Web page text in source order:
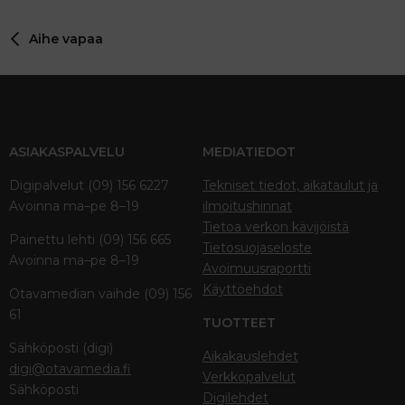
Aihe vapaa
ASIAKASPALVELU
Digipalvelut (09) 156 6227
Avoinna ma–pe 8–19
Painettu lehti (09) 156 665
Avoinna ma–pe 8–19
Otavamedian vaihde (09) 156
61
Sähköposti (digi)
digi@otavamedia.fi
Sähköposti
MEDIATIEDOT
Tekniset tiedot, aikataulut ja
ilmoitushinnat
Tietoa verkon kävijöistä
Tietosuojaseloste
Avoimuusraportti
Käyttöehdot
TUOTTEET
Aikakauslehdet
Verkkopalvelut
Digilehdet